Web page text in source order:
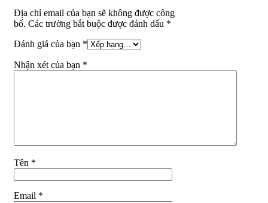
Địa chỉ email của bạn sẽ không được công
bố. Các trường bắt buộc được đánh dấu *
Đánh giá của bạn *
Nhận xét của bạn *
Tên *
Email *